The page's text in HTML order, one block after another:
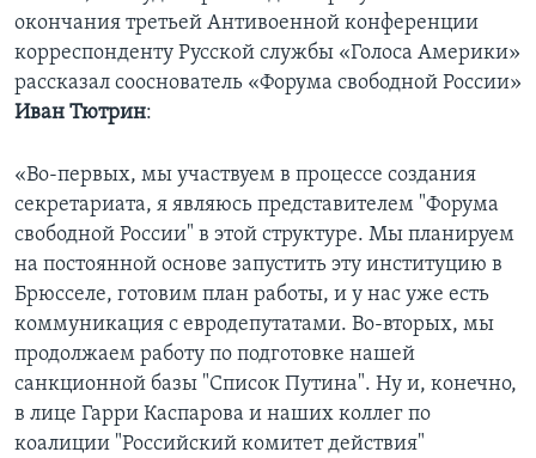
окончания третьей Антивоенной конференции
корреспонденту Русской службы «Голоса Америки»
рассказал сооснователь «Форума свободной России»
Иван Тютрин:
«Во-первых, мы участвуем в процессе создания
секретариата, я являюсь представителем "Форума
свободной России" в этой структуре. Мы планируем
на постоянной основе запустить эту институцию в
Брюсселе, готовим план работы, и у нас уже есть
коммуникация с евродепутатами. Во-вторых, мы
продолжаем работу по подготовке нашей
санкционной базы "Список Путина". Ну и, конечно,
в лице Гарри Каспарова и наших коллег по
коалиции "Российский комитет действия"